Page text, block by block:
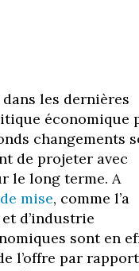
les dernières
économique
changements
de projeter avec
le long terme. A
mise, comme l’a
d’industrie
sont en
l’offre par